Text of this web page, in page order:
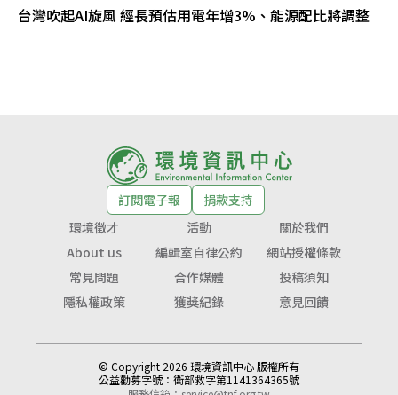
台灣吹起AI旋風 經長預估用電年增3%、能源配比將調整
訂閱電子報
捐款支持
環境徵才
活動
關於我們
About us
編輯室自律公約
網站授權條款
常見問題
合作媒體
投稿須知
隱私權政策
獲獎紀錄 意見回饋
© Copyright 2026 環境資訊中心 版權所有
公益勸募字號： 衛部救字第1141364365號